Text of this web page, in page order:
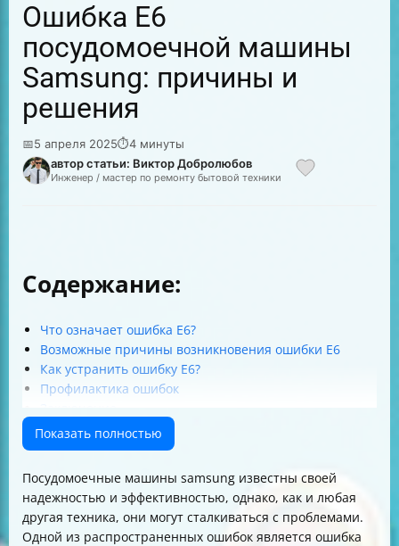
Ошибка E6
посудомоечной машины
Samsung: причины и
решения
📅5 апреля 2025⏱4 минуты
автор статьи: Виктор Добролюбов
Инженер / мастер по ремонту бытовой техники
Содержание:
Что означает ошибка E6?
Возможные причины возникновения ошибки E6
Как устранить ошибку E6?
Профилактика ошибок
Показать полностью
Посудомоечные машины samsung известны своей
надежностью и эффективностью, однако, как и любая
другая техника, они могут сталкиваться с проблемами.
Одной из распространенных ошибок является ошибка